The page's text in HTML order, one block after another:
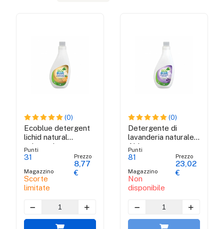
(0)
Ecoblue detergent
lichid natural
universal
Punti
31
Magazzino
Scorte
limitate
Prezzo
8,77
€
(0)
Detergente di
lavanderia naturale
Abby.
Punti
81
Magazzino
Non
disponibile
Prezzo
23,02
€